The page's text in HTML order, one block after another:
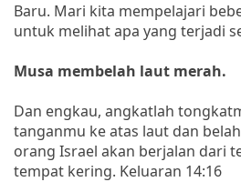
Baru. Mari kita mempelajari
untuk melihat apa yang terjadi
Musa membelah laut merah.
Dan engkau, angkatlah
tanganmu ke atas laut dan
orang Israel akan berjalan dari
tempat kering. Keluaran 14:16